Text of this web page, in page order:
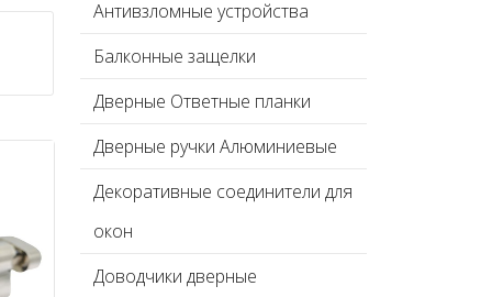
Антивзломные устройства
Балконные защелки
Дверные Ответные планки
Дверные ручки Алюминиевые
Декоративные соединители для
окон
Доводчики дверные